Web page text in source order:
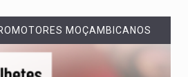
MOÇAMBICANOS